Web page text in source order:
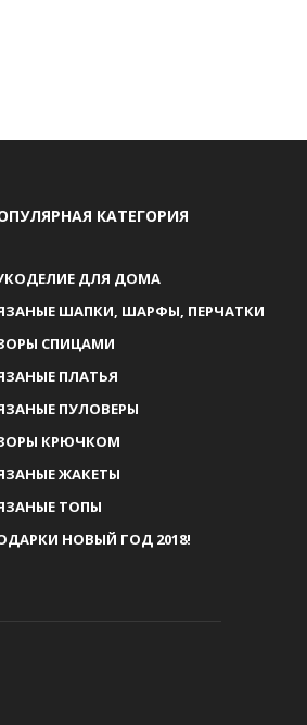
КАТЕГОРИЯ
ДЛЯ ДОМА
ШАПКИ, ШАРФЫ, ПЕРЧАТКИ
СПИЦАМИ
ПЛАТЬЯ
ПУЛОВЕРЫ
КРЮЧКОМ
ЖАКЕТЫ
ТОПЫ
НОВЫЙ ГОД 2018!